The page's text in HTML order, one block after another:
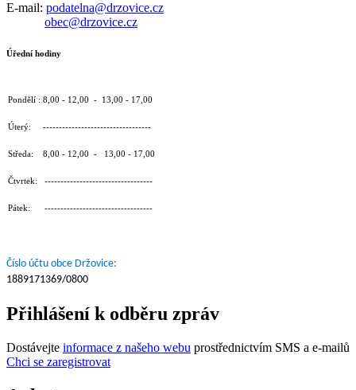
E-mail: podatelna@drzovice.cz
obec@drzovice.cz
Úřední hodiny
Pondělí : 8,00 - 12,00 - 13,00 - 17,00
Úterý: ----------------------------------
Středa: 8,00 - 12,00 - 13,00 - 17,00
Čtvrtek: ----------------------------------
Pátek: ----------------------------------
Číslo účtu obce Držovice:
1889171369/0800
Přihlášení k odběru zpráv
Dostávejte informace z našeho webu prostřednictvím SMS a e-mailů
Chci se zaregistrovat